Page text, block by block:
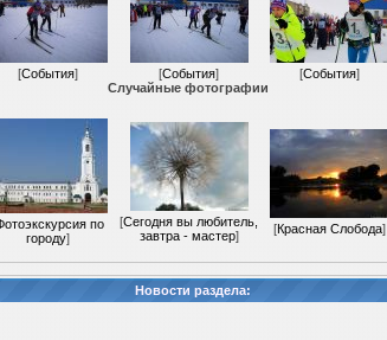
[События] [События] [События]
Случайные фотографии
по
городу]
[Сегодня вы любитель,
завтра - мастер] [Красная Слобода]
Новости раздела: